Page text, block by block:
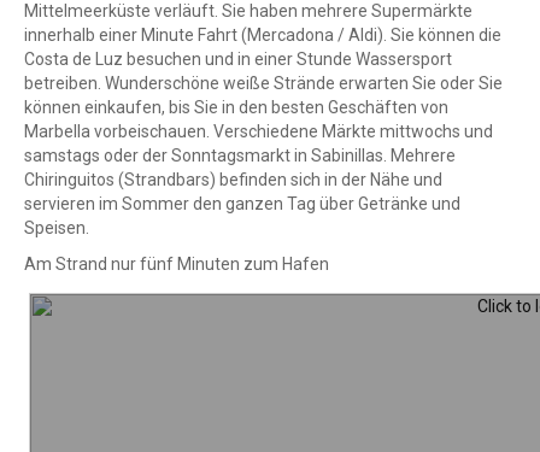
Mittelmeerküste verläuft. Sie haben mehrere Supermärkte
innerhalb einer Minute Fahrt (Mercadona / Aldi). Sie können die
Costa de Luz besuchen und in einer Stunde Wassersport
betreiben. Wunderschöne weiße Strände erwarten Sie oder Sie
können einkaufen, bis Sie in den besten Geschäften von
Marbella vorbeischauen. Verschiedene Märkte mittwochs und
samstags oder der Sonntagsmarkt in Sabinillas. Mehrere
Chiringuitos (Strandbars) befinden sich in der Nähe und
servieren im Sommer den ganzen Tag über Getränke und
Speisen.
Am Strand nur fünf Minuten zum Hafen